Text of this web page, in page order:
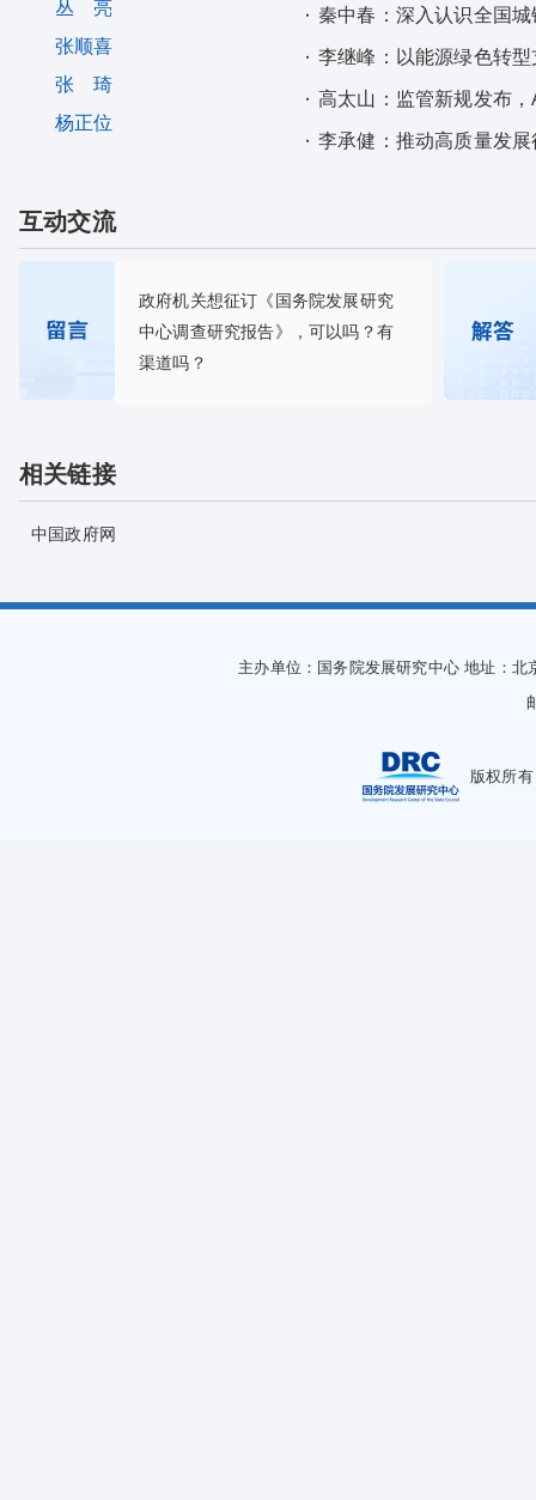
丛 亮
张顺喜
张 琦
杨正位
秦中春：深入认识全国
李继峰：以能源绿色转
高太山：监管新规发布
李承健：推动高质量发
互动交流
政府机关想征订《国务院发展研究
中心调查研究报告》，可以吗？有
渠道吗？
相关链接
中国政府网
主办单位：国务院发展研究中心 地址：北
版权所有